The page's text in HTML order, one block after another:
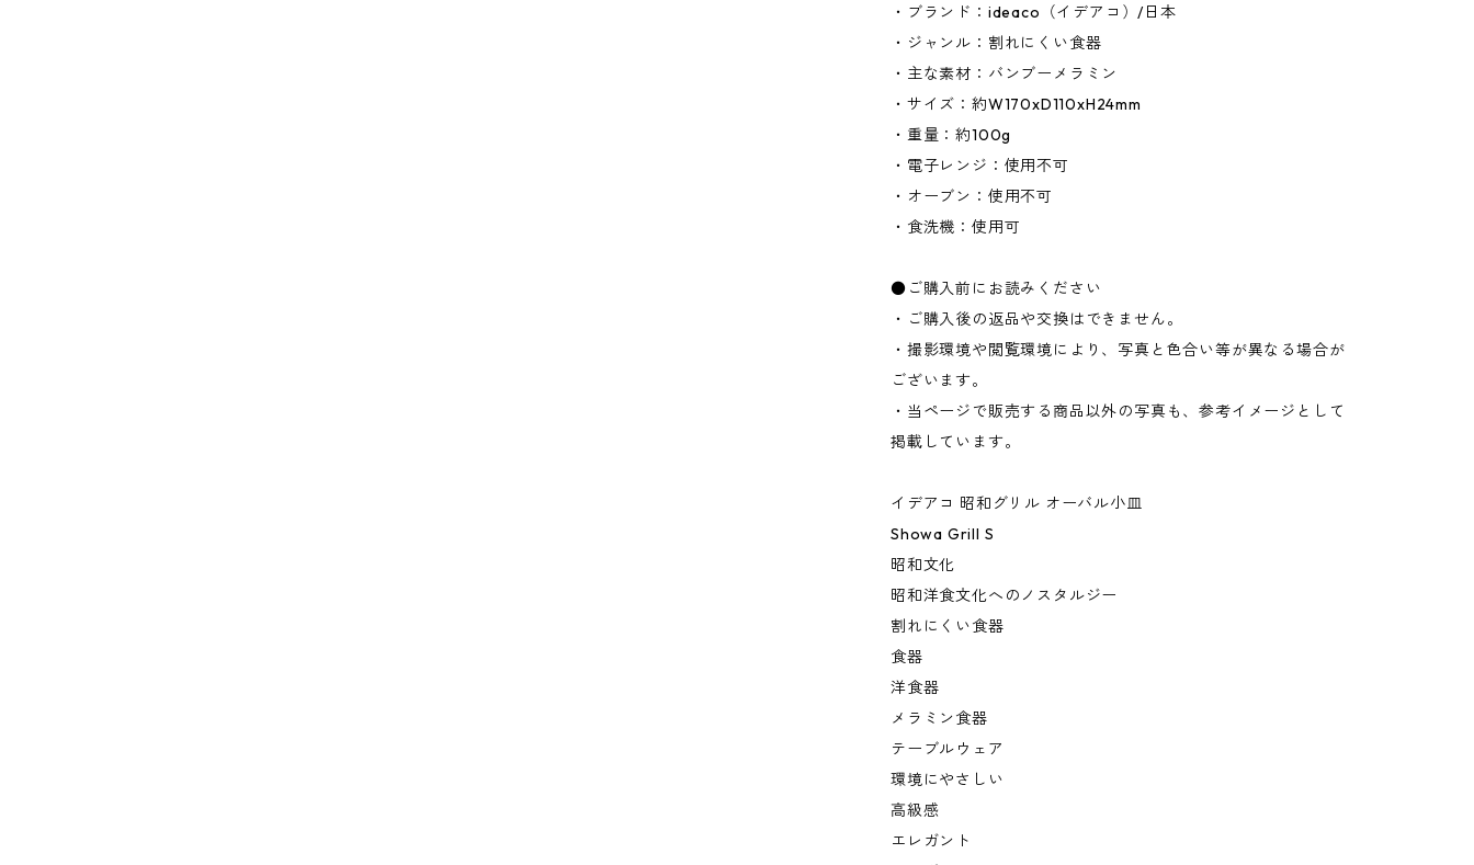
・ブランド：ideaco（イデアコ）/日本
・ジャンル：割れにくい食器
・主な素材：バンブーメラミン
・サイズ：約W170xD110xH24mm
・重量：約100g
・電子レンジ：使用不可
・オーブン：使用不可
・食洗機：使用可
●ご購入前にお読みください
・ご購入後の返品や交換はできません。
・撮影環境や閲覧環境により、写真と色合い等が異なる場合が
ございます。
・当ページで販売する商品以外の写真も、参考イメージとして
掲載しています。
イデアコ 昭和グリル オーバル小皿
Showa Grill S
昭和文化
昭和洋食文化へのノスタルジー
割れにくい食器
食器
洋食器
メラミン食器
テーブルウェア
環境にやさしい
高級感
エレガント